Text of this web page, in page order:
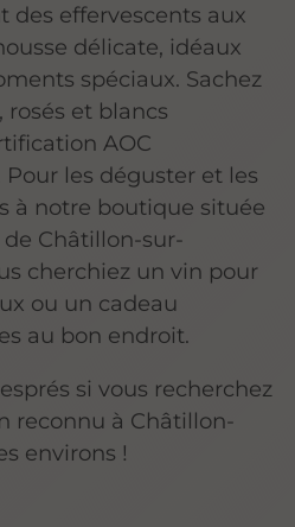
des effervescents aux
délicate, idéaux
spéciaux. Sachez
rosés et blancs
AOC
les déguster et les
à notre boutique située
Châtillon-sur-
cherchiez un vin pour
ou un cadeau
au bon endroit.
si vous recherchez
reconnu à Châtillon-
environs !